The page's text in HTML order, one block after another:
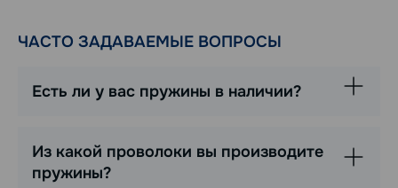
ЧАСТО ЗАДАВАЕМЫЕ ВОПРОСЫ
Есть ли у вас пружины в наличии?
Из какой проволоки вы производите
пружины?